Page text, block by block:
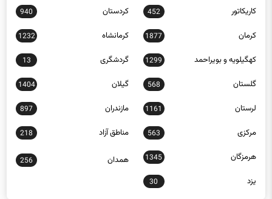
کرمان 1877 کرمانشاه 1232
کهگیلویه و بویراحمد 1299 گردشگری 13
گلستان 568 گیلان 1404
لرستان 1161 مازندران 897
مرکزی 563 مناطق آزاد 218
هرمزگان 1345
256
یزد 30